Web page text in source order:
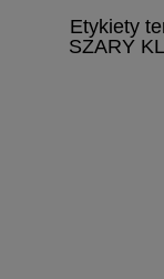
Etykiety
SZARY